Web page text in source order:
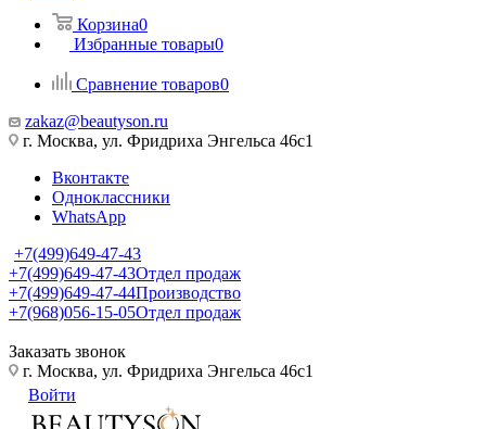
Корзина0
Избранные товары0
Сравнение товаров0
zakaz@beautyson.ru
г. Москва, ул. Фридриха Энгельса 46с1
Вконтакте
Одноклассники
WhatsApp
+7(499)649-47-43
+7(499)649-47-43Отдел продаж
+7(499)649-47-44Производство
+7(968)056-15-05Отдел продаж
Заказать звонок
г. Москва, ул. Фридриха Энгельса 46с1
Войти